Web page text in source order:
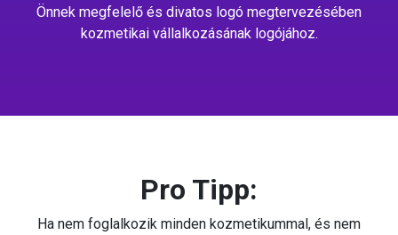
Önnek megfelelő és divatos logó megtervezésében
kozmetikai vállalkozásának logójához.
Pro Tipp:
Ha nem foglalkozik minden kozmetikummal, és nem